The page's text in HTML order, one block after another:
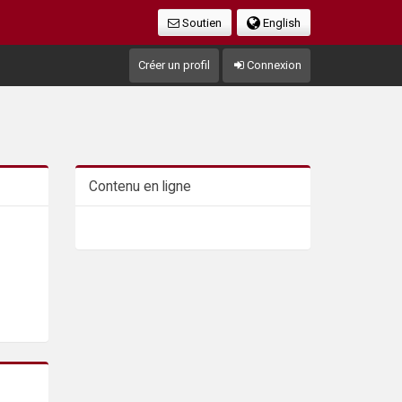
English
Soutien
Créer un profil Connexion
Contenu en ligne